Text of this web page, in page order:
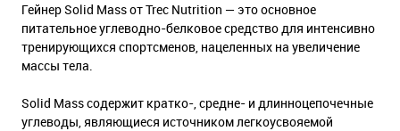
Гейнер Solid Mass от Trec Nutrition — это основное
питательное углеводно-белковое средство для интенсивно
тренирующихся спортсменов, нацеленных на увеличение
массы тела.
Solid Mass содержит кратко-, средне- и длинноцепочечные
углеводы, являющиеся источником легкоусвояемой